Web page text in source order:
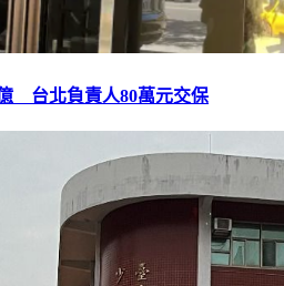
台北負責人80萬元交保